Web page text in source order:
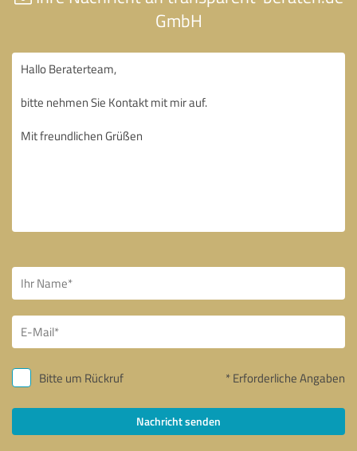
GmbH
Bitte um Rückruf * Erforderliche Angaben
Nachricht senden